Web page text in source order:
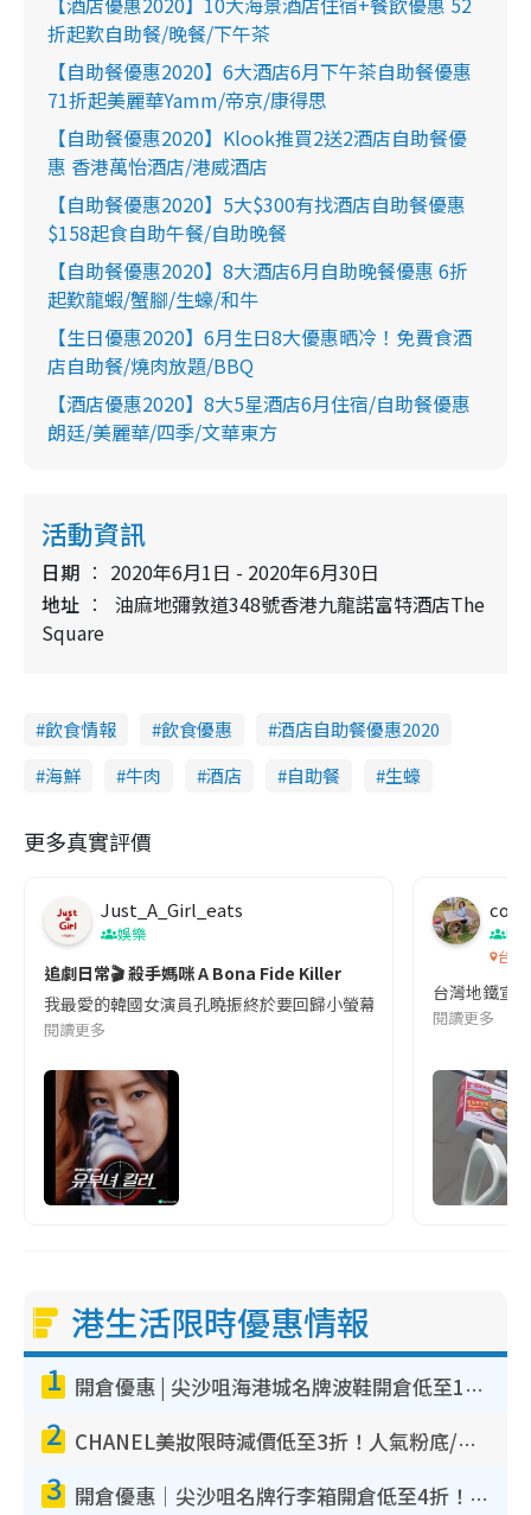
折起歎自助餐/晚餐/下午茶
【自助餐優惠2020】6大酒店6月下午茶自助餐優惠
71折起美麗華Yamm/帝京/康得思
【自助餐優惠2020】Klook推買2送2酒店自助餐優
惠 香港萬怡酒店/港威酒店
【自助餐優惠2020】5大$300有找酒店自助餐優惠
$158起食自助午餐/自助晚餐
【自助餐優惠2020】8大酒店6月自助晚餐優惠 6折
起歎龍蝦/蟹腳/生蠔/和牛
【生日優惠2020】6月生日8大優惠晒冷！免費食酒
店自助餐/燒肉放題/BBQ
【酒店優惠2020】8大5星酒店6月住宿/自助餐優惠
朗廷/美麗華/四季/文華東方
活動資訊
日期
2020年6月1日 - 2020年6月30日
地址
油麻地彌敦道348號香港九龍諾富特酒店The
Square
飲食情報 飲食優惠
酒店自助餐優惠2020
海鮮
牛肉 酒店 自助餐 生蠔
更多真實評價
Just_A_Girl_eats
娛樂
追劇日常🎬 殺手媽咪 A Bona Fide Killer
我最愛的韓國女演員孔曉振終於要回歸小螢幕啦!這次的劇本改編
閱讀更多
co
吹
台灣
台灣地鐵宣
閱讀更多
港生活限時優惠情報
1 開倉優惠 | 尖沙咀海港城名牌波鞋開倉低至1折！On鞋$899起／Joy&Peace鞋履$98起
2 CHANEL美妝限時減價低至3折！人氣粉底/唇膏/精華液低至$275！COCO香水都有平
3 開倉優惠｜尖沙咀名牌行李箱開倉低至4折！一連5日 American Tourister/ace./Hallmark $200起！